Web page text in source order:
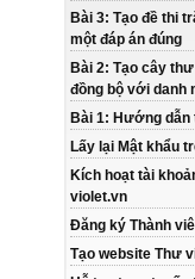
Bài 3: Tạo đề thi
một đáp án đúng
Bài 2: Tạo cây
đồng bộ với danh
Bài 1: Hướng
Lấy lại Mật khẩu
Kích hoạt tài
violet.vn
Đăng ký Thành
Tạo website Thư